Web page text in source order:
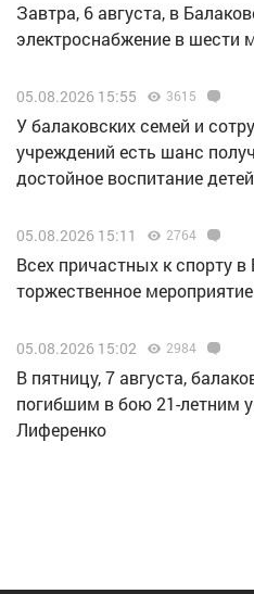
Завтра, 6 августа, в
электроснабжение в шести
05.08.2026 15:55 3615
У балаковских семей и
учреждений есть шанс
достойное воспитание
05.08.2026 15:11 2764
Всех причастных к спорту
торжественное
05.08.2026 15:02 2984
В пятницу, 7 августа,
погибшим в бою 21-летним
Лиференко